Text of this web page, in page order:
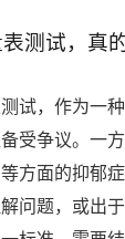
测试，真
试，作为一
受争议。一
方面的抑郁
问题，或出